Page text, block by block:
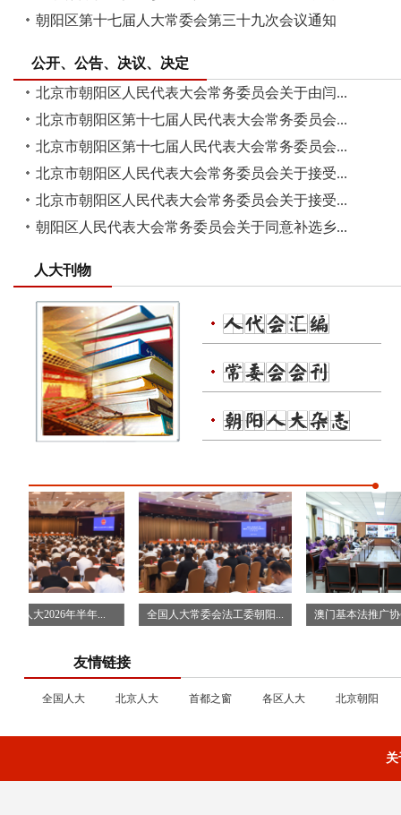
朝阳区第十七届人大常委会第三十九次会议通知
公开、公告、决议、决定
北京市朝阳区人民代表大会常务委员会关于由闫...
北京市朝阳区第十七届人民代表大会常务委员会...
北京市朝阳区第十七届人民代表大会常务委员会...
北京市朝阳区人民代表大会常务委员会关于接受...
北京市朝阳区人民代表大会常务委员会关于接受...
朝阳区人民代表大会常务委员会关于同意补选乡...
人大刊物
大2026年半年... 全国人大常委会法工委朝阳... 澳门基本法推广协会
友情链接
全国人大 北京人大 首都之窗 各区人大 北京朝阳